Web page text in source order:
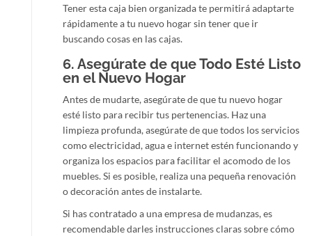
Tener esta caja bien organizada te permitirá adaptarte
rápidamente a tu nuevo hogar sin tener que ir
buscando cosas en las cajas.
6. Asegúrate de que Todo Esté Listo
en el Nuevo Hogar
Antes de mudarte, asegúrate de que tu nuevo hogar
esté listo para recibir tus pertenencias. Haz una
limpieza profunda, asegúrate de que todos los servicios
como electricidad, agua e internet estén funcionando y
organiza los espacios para facilitar el acomodo de los
muebles. Si es posible, realiza una pequeña renovación
o decoración antes de instalarte.
Si has contratado a una empresa de mudanzas, es
recomendable darles instrucciones claras sobre cómo